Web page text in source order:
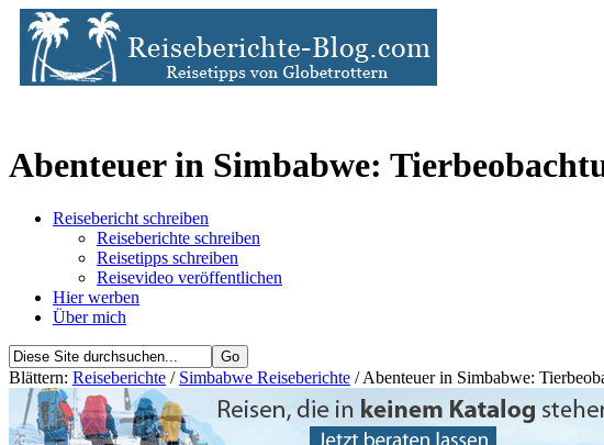
Abenteuer in Simbabwe:
Reisebericht schreiben
Reiseberichte schreiben
Reisetipps schreiben
Reisevideo veröffentlichen
Hier werben
Über mich
Blättern: Reiseberichte / Simbabwe Reiseberichte / Abenteuer in Simbabwe: